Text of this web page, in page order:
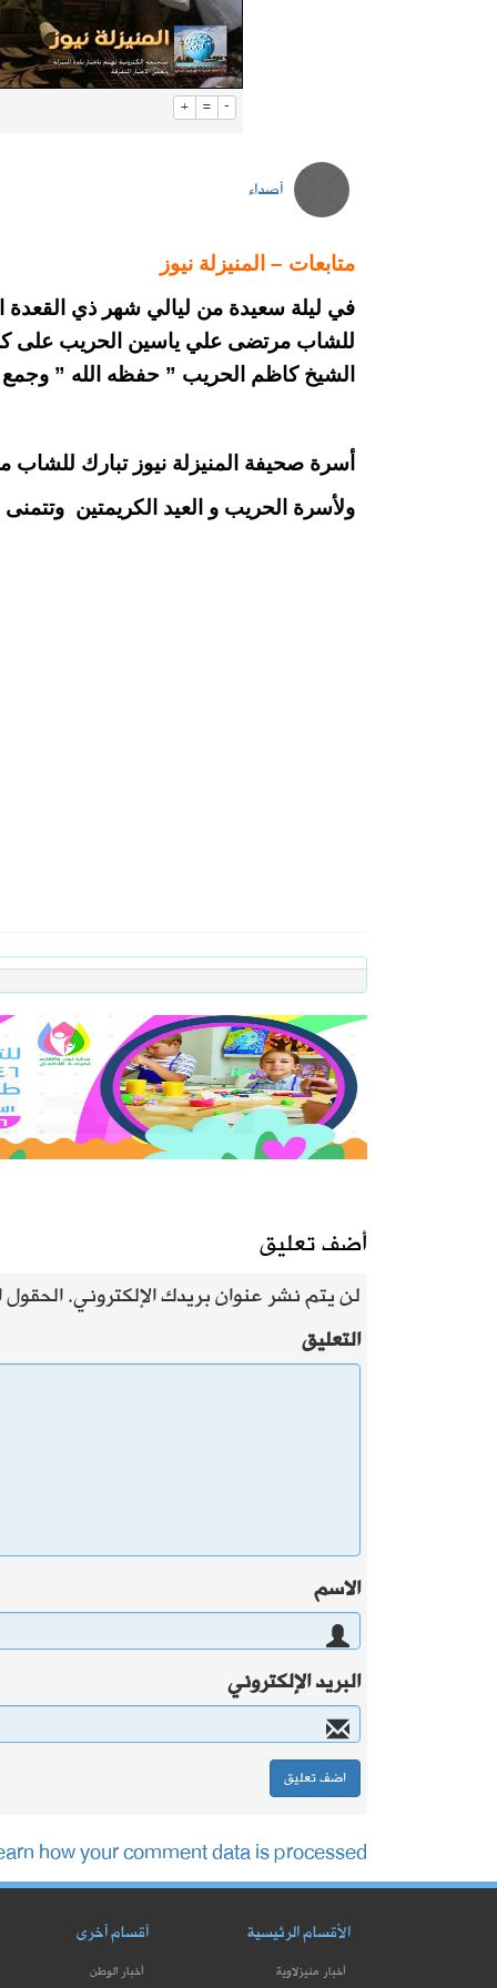
+ = -
أصداء
متابعات – المنيزلة نيوز
للشاب مرتضى علي ياسين الحريب على
الشيخ كاظم الحريب ” حفظه الله ” وجمع
أسرة صحيفة المنيزلة نيوز تبارك
ولأسرة الحريب و العيد الكريمتين
أضف تعليق
لن يتم نشر عنوان بريدك الإلكتروني.الحقول
التعليق
الاسم
البريد الإلكتروني
how your comment data is processed.
الأقسام الرئيسية
أخبار منيزلاوية
أقسام أخرى
أخبار الوطن